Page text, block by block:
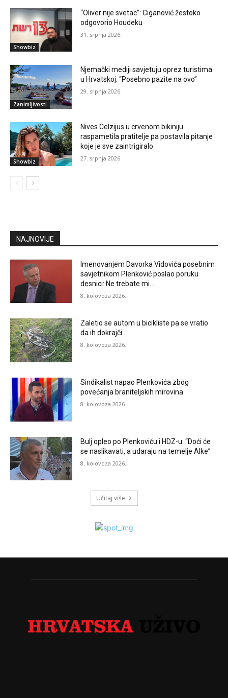
Showbiz
“Oliver nije svetac”: Ciganović žestoko
odgovorio Houdeku
31. srpnja 2026.
Zanimljivosti
Njemački mediji savjetuju oprez turistima
u Hrvatskoj: “Posebno pazite na ovo”
29. srpnja 2026.
Showbiz
Nives Celzijus u crvenom bikiniju
raspametila pratitelje pa postavila pitanje
koje je sve zaintrigiralo
27. srpnja 2026.
NAJNOVIJE
Imenovanjem Davorka Vidovića posebnim
savjetnikom Plenković poslao poruku
desnici: Ne trebate mi…
8. kolovoza 2026.
Zaletio se autom u bicikliste pa se vratio
da ih dokrajči…
8. kolovoza 2026.
Sindikalist napao Plenkovića zbog
povećanja braniteljskih mirovina
8. kolovoza 2026.
Bulj opleo po Plenkoviću i HDZ-u: “Doći će
se naslikavati, a udaraju na temelje Alke”
8. kolovoza 2026.
Učitaj više